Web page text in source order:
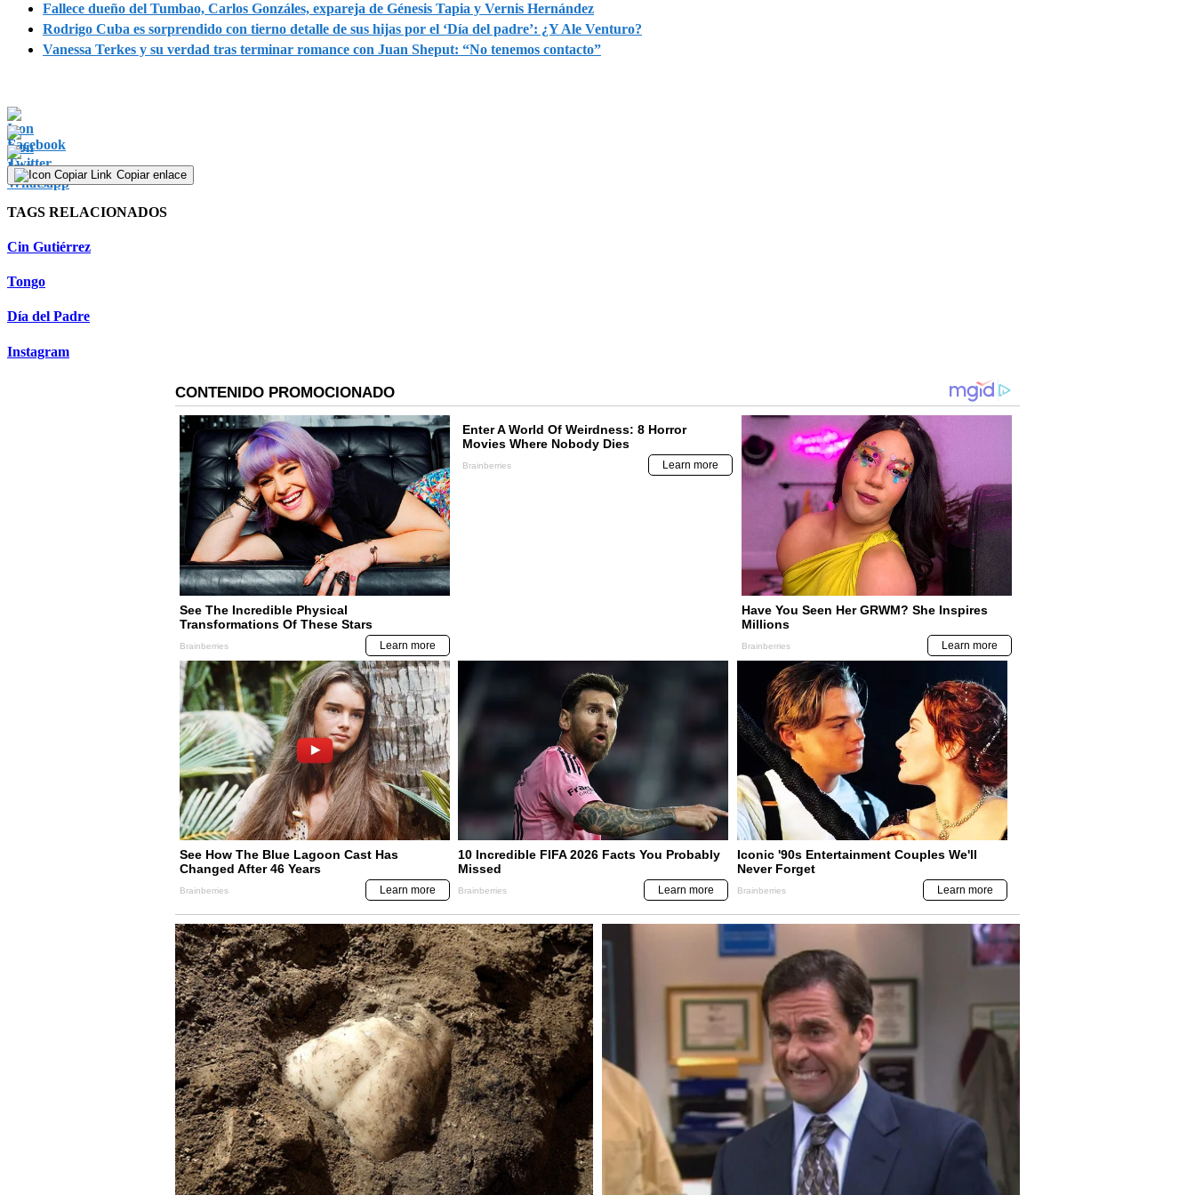
Fallece dueño del Tumbao, Carlos Gonzáles, expareja de Génesis Tapia y Vernis Hernández
Rodrigo Cuba es sorprendido con tierno detalle de sus hijas por el ‘Día del padre’: ¿Y Ale Venturo?
Vanessa Terkes y su verdad tras terminar romance con Juan Sheput: “No tenemos contacto”
Copiar enlace
TAGS RELACIONADOS
Cin Gutiérrez
Tongo
Día del Padre
Instagram